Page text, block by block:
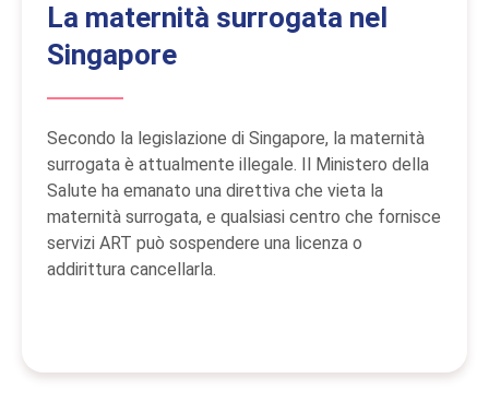
La maternità surrogata nel
Singapore
Secondo la legislazione di Singapore, la maternità
surrogata è attualmente illegale. Il Ministero della
Salute ha emanato una direttiva che vieta la
maternità surrogata, e qualsiasi centro che fornisce
servizi ART può sospendere una licenza o
addirittura cancellarla.